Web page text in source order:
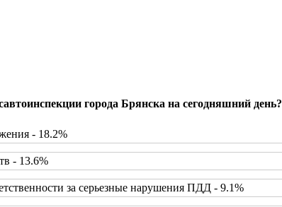
города Брянска на сегодняшний день?
- 18.2%
- 13.6%
за серьезные нарушения ПДД - 9.1%